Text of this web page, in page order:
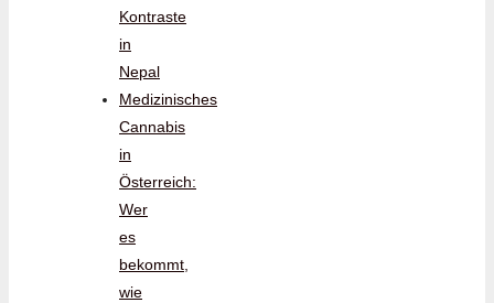
Kontraste
in
Nepal
Medizinisches
Cannabis
in
Österreich:
Wer
es
bekommt,
wie